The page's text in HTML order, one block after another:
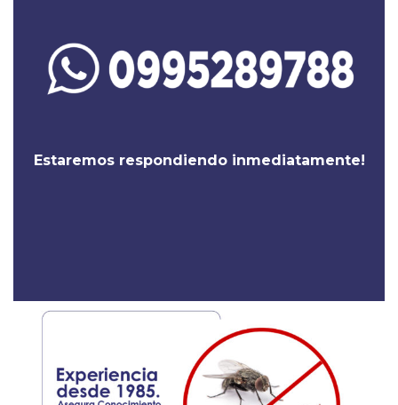
Estaremos respondiendo inmediatamente!